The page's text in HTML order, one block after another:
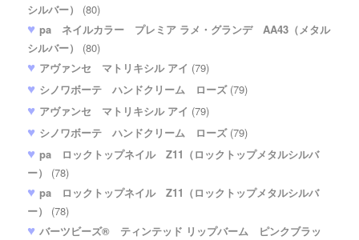
シルバー）
(80)
pa ネイルカラー プレミア ラメ・グランデ AA43（メタル
シルバー）
(80)
アヴァンセ マトリキシル アイ (79)
シノワボーテ ハンドクリーム ローズ(79)
アヴァンセ マトリキシル アイ (79)
シノワボーテ ハンドクリーム ローズ(79)
pa ロックトップネイル Z11（ロックトップメタルシルバ
ー）
(78)
pa ロックトップネイル Z11（ロックトップメタルシルバ
ー）
(78)
バーツビーズ® ティンテッド リップバーム ピンクブラッ